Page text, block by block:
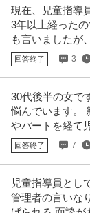
現在、児童指導
3年以上経った
も言いましたが
回答終了 3
30代後半の女で
悩んでいます。
やパートを経て
回答終了 7
児童指導員とし
管理者の言いな